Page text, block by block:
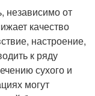
независимо от
качество
настроение,
к ряду
сухого и
могут